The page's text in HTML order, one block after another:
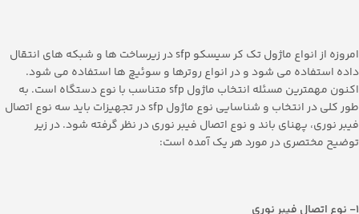
امروزه از انواع ماژول تک کر سیسکو sfp در زیرساخت ها و شبکه های انتقال
داده استفاده می شود و در انواع روترها و سوئیچ ها استفاده می شود.
اکنون مهمترین مسئله انتخاب ماژول sfp متناسب با نوع دستگاه است. به
طور کلی در انتخاب و شناسایی نوع ماژول sfp در تجهیزات باید سه نوع اتصال
فیبر نوری، پهنای باند و نوع اتصال فیبر نوری در نظر گرفته شود. در زیر
توضیح مختصری در مورد هر یک آمده است:
1- نوع اتصال فیبر نوری